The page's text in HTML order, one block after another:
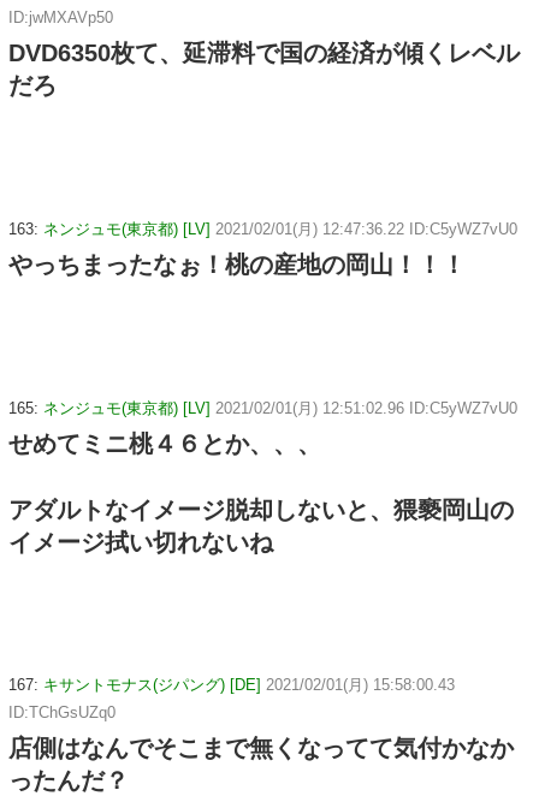
ID:jwMXAVp50
DVD6350枚て、延滞料で国の経済が傾くレベル
だろ
163: ネンジュモ(東京都) [LV] 2021/02/01(月) 12:47:36.22 ID:C5yWZ7vU0
やっちまったなぉ！桃の産地の岡山！！！
165: ネンジュモ(東京都) [LV] 2021/02/01(月) 12:51:02.96 ID:C5yWZ7vU0
せめてミニ桃４６とか、、、
アダルトなイメージ脱却しないと、猥褻岡山の
イメージ拭い切れないね
167: キサントモナス(ジパング) [DE] 2021/02/01(月) 15:58:00.43
ID:TChGsUZq0
店側はなんでそこまで無くなってて気付かなか
ったんだ？